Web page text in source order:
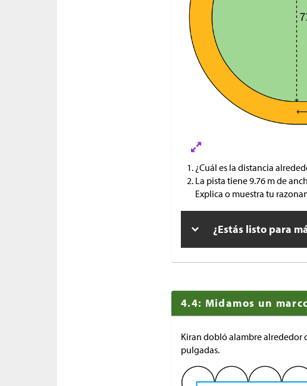
¿Cuál es la distancia
La pista tiene 9.76 m de
Explica o muestra tu
¿Estás listo para
4.4: Midamos un
Kiran dobló alambre alrededor
pulgadas.